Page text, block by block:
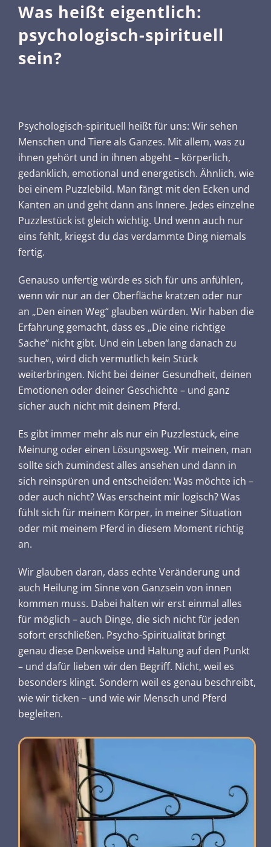
Was heißt eigentlich:
psychologisch-spirituell
sein?
Psychologisch-spirituell heißt für uns: Wir sehen
Menschen und Tiere als Ganzes. Mit allem, was zu
ihnen gehört und in ihnen abgeht – körperlich,
gedanklich, emotional und energetisch. Ähnlich, wie
bei einem Puzzlebild. Man fängt mit den Ecken und
Kanten an und geht dann ans Innere. Jedes einzelne
Puzzlestück ist gleich wichtig. Und wenn auch nur
eins fehlt, kriegst du das verdammte Ding niemals
fertig.
Genauso unfertig würde es sich für uns anfühlen,
wenn wir nur an der Oberfläche kratzen oder nur
an „Den einen Weg“ glauben würden. Wir haben die
Erfahrung gemacht, dass es „Die eine richtige
Sache“ nicht gibt. Und ein Leben lang danach zu
suchen, wird dich vermutlich kein Stück
weiterbringen. Nicht bei deiner Gesundheit, deinen
Emotionen oder deiner Geschichte – und ganz
sicher auch nicht mit deinem Pferd.
Es gibt immer mehr als nur ein Puzzlestück, eine
Meinung oder einen Lösungsweg. Wir meinen, man
sollte sich zumindest alles ansehen und dann in
sich reinspüren und entscheiden: Was möchte ich –
oder auch nicht? Was erscheint mir logisch? Was
fühlt sich für meinem Körper, in meiner Situation
oder mit meinem Pferd in diesem Moment richtig
an.
Wir glauben daran, dass echte Veränderung und
auch Heilung im Sinne von Ganzsein von innen
kommen muss. Dabei halten wir erst einmal alles
für möglich – auch Dinge, die sich nicht für jeden
sofort erschließen. Psycho-Spiritualität bringt
genau diese Denkweise und Haltung auf den Punkt
– und dafür lieben wir den Begriff. Nicht, weil es
besonders klingt. Sondern weil es genau beschreibt,
wie wir ticken – und wie wir Mensch und Pferd
begleiten.